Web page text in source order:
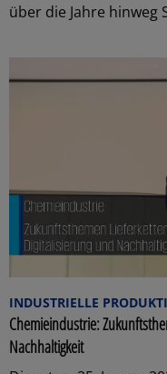
über die Jahre hinweg
INDUSTRIELLE
Chemieindustrie:
Nachhaltigkeit